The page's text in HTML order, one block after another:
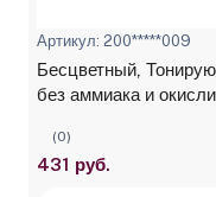
Артикул: 200*****009
Бесцветный,
без аммиака и
(0)
431 руб.